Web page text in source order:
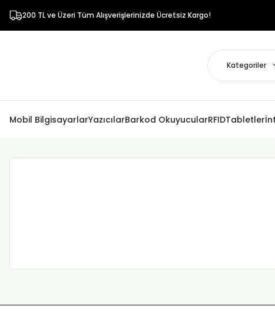
200 TL ve Üzeri Tüm Alışverişlerinizde Ücretsiz Kargo!
Mobil BilgisayarlarYazıcılarBarkod OkuyucularRFIDTabletler